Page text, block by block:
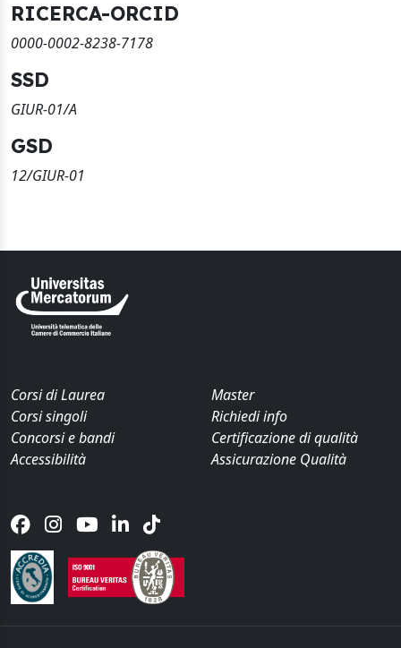
RICERCA-ORCID
0000-0002-8238-7178
SSD
GIUR-01/A
GSD
12/GIUR-01
Corsi di Laurea
Master
Corsi singoli
Richiedi info
Concorsi e bandi
Certificazione di qualità
Accessibilità
Assicurazione Qualità